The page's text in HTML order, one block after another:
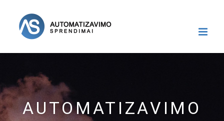
content
AUTOMATIZAVIMO